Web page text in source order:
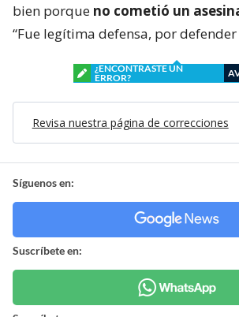
bien porque no cometió un
“Fue legítima defensa, por
¿ENCONTRASTE UN
ERROR?
Revisa nuestra página de correcciones
Síguenos en:
Suscríbete en: